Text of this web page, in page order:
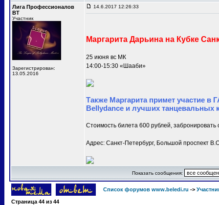
Лига Профессионалов
ВТ
Участник
Зарегистрирован:
13.05.2016
14.6.2017 12:26:33
Маргарита Дарьина на Кубке
25 июня вс МК
14:00-15:30 «Шааби»
Также Маргарита примет участие
Bellydance и лучших танцевальных
Стоимость билета 600 рублей,
Адрес: Санкт-Петербург, Большой проспект
Показать сообщения:
Список форумов www.beledi.ru ->
Страница 44 из 44